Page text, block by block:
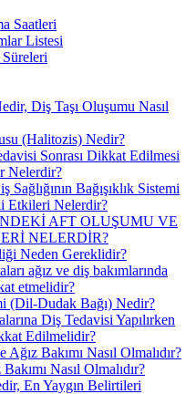
Saatleri
Listesi
Diş Taşı Oluşumu Nasıl
(Halitozis) Nedir?
Sonrası Dikkat Edilmesi
Nelerdir?
Sağlığının Bağışıklık Sistemi
Etkileri Nelerdir?
AFT OLUŞUMU VE
NELERDİR?
Neden Gereklidir?
ağız ve diş bakımlarında
etmelidir?
(Dil-Dudak Bağı) Nedir?
Diş Tedavisi Yapılırken
Edilmelidir?
Ağız Bakımı Nasıl Olmalıdır?
Nasıl Olmalıdır?
En Yaygın Belirtileri